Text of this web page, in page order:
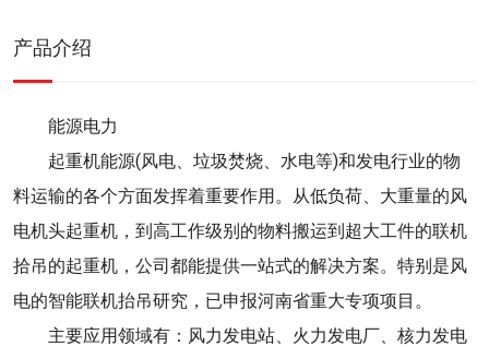
产品介绍
能源电力
起重机能源(风电、垃圾焚烧、水电等)和发电行业的物
料运输的各个方面发挥着重要作用。从低负荷、大重量的风
电机头起重机，到高工作级别的物料搬运到超大工件的联机
拾吊的起重机，公司都能提供一站式的解决方案。特别是风
电的智能联机抬吊研究，已申报河南省重大专项项目。
主要应用领域有：风力发电站、火力发电厂、核力发电